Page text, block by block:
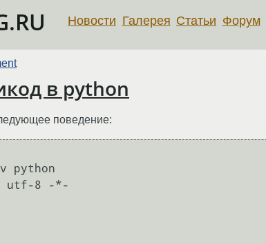
Новости Галерея Статьи Форум
в python
поведение:
python
utf-8 -*-